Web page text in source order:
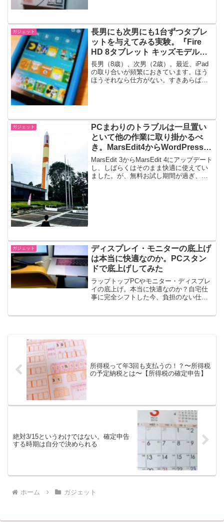
ガジェット
長男にも次男にも1台ずつタブレ
ットを与えてみる実験。『Fire
HD 8タブレット キッズモデル』
を買ってみました
長男（8歳）、次男（2歳）。最近、iPad
の取り合いが頻繁におきています。ほう
ほうそれなら仕方がない。すきあらば
ガジェット
PCまわりのトラブルは一旦置い
といて他の作業に取り掛かるべ
き。MarsEdit4からWordPressに
記事をアップできなくなった件
MarsEdit 3からMarsEdit 4にアップデート
し、しばらくはそのまま快適に使えてい
ました。が、無料お試し期間が過ぎ、有
ガジェット
ディスプレイ・モニターの底上げ
は本当に快適なのか。PCスタン
ドで底上げしてみた
ラップトップPCやモニター・ディスプレ
イの底上げ。本当に快適なのか？自宅仕
事に完全シフトした今、負担のない仕事
所得税って年3回も支払うの！？〜所得税
の予定納税とは〜【所得税の確定申告】
絶対3/15というわけではない。確定申告
する時期は自分で決められる
ホーム ガジェット